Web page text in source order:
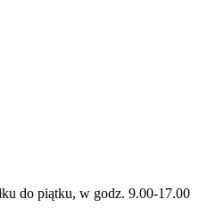
do piątku, w godz. 9.00-17.00